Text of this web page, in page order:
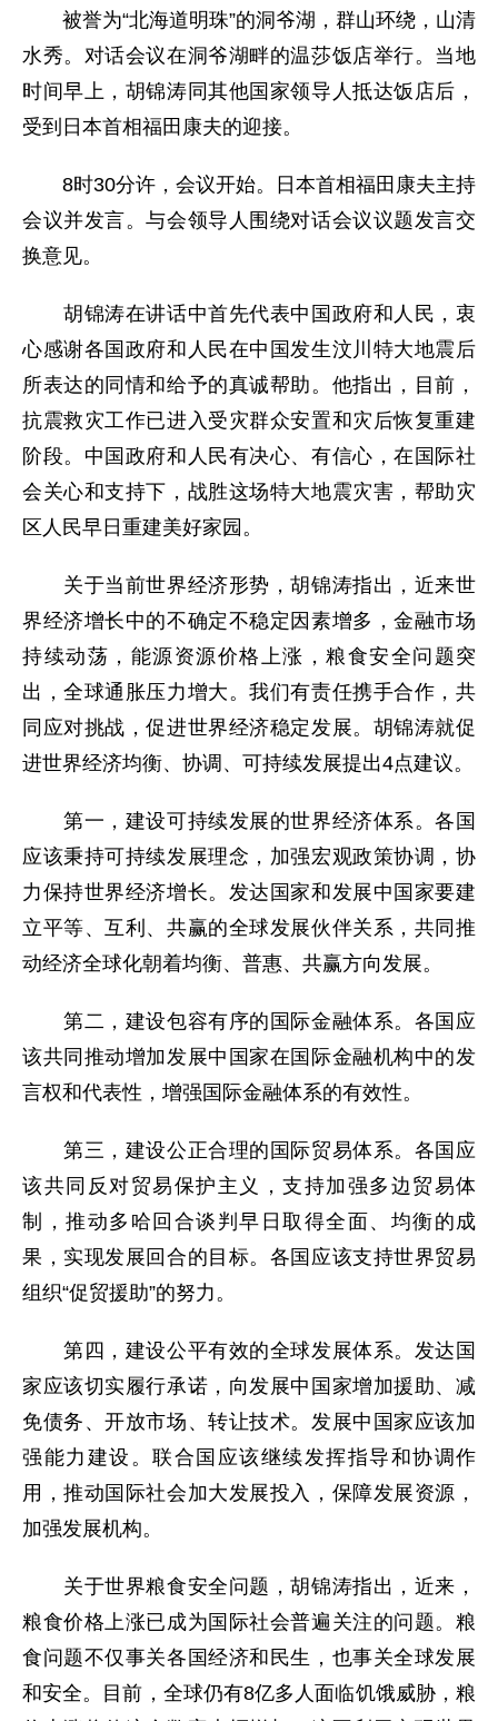
被誉为“北海道明珠”的洞爷湖，群山环绕，山清
水秀。对话会议在洞爷湖畔的温莎饭店举行。当地
时间早上，胡锦涛同其他国家领导人抵达饭店后，
受到日本首相福田康夫的迎接。
8时30分许，会议开始。日本首相福田康夫主持
会议并发言。与会领导人围绕对话会议议题发言交
换意见。
胡锦涛在讲话中首先代表中国政府和人民，衷
心感谢各国政府和人民在中国发生汶川特大地震后
所表达的同情和给予的真诚帮助。他指出，目前，
抗震救灾工作已进入受灾群众安置和灾后恢复重建
阶段。中国政府和人民有决心、有信心，在国际社
会关心和支持下，战胜这场特大地震灾害，帮助灾
区人民早日重建美好家园。
关于当前世界经济形势，胡锦涛指出，近来世
界经济增长中的不确定不稳定因素增多，金融市场
持续动荡，能源资源价格上涨，粮食安全问题突
出，全球通胀压力增大。我们有责任携手合作，共
同应对挑战，促进世界经济稳定发展。胡锦涛就促
进世界经济均衡、协调、可持续发展提出4点建议。
第一，建设可持续发展的世界经济体系。各国
应该秉持可持续发展理念，加强宏观政策协调，协
力保持世界经济增长。发达国家和发展中国家要建
立平等、互利、共赢的全球发展伙伴关系，共同推
动经济全球化朝着均衡、普惠、共赢方向发展。
第二，建设包容有序的国际金融体系。各国应
该共同推动增加发展中国家在国际金融机构中的发
言权和代表性，增强国际金融体系的有效性。
第三，建设公正合理的国际贸易体系。各国应
该共同反对贸易保护主义，支持加强多边贸易体
制，推动多哈回合谈判早日取得全面、均衡的成
果，实现发展回合的目标。各国应该支持世界贸易
组织“促贸援助”的努力。
第四，建设公平有效的全球发展体系。发达国
家应该切实履行承诺，向发展中国家增加援助、减
免债务、开放市场、转让技术。发展中国家应该加
强能力建设。联合国应该继续发挥指导和协调作
用，推动国际社会加大发展投入，保障发展资源，
加强发展机构。
关于世界粮食安全问题，胡锦涛指出，近来，
粮食价格上涨已成为国际社会普遍关注的问题。粮
食问题不仅事关各国经济和民生，也事关全球发展
和安全。目前，全球仍有8亿多人面临饥饿威胁，粮